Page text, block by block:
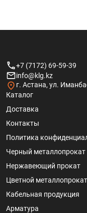
+7 (7172) 69-59-39
info@klg.kz
г. Астана, ул.
Каталог
Доставка
Контакты
Политика
Черный металлопрокат
Нержавеющий прокат
Цветной металлопрокат
Кабельная продукция
Арматура